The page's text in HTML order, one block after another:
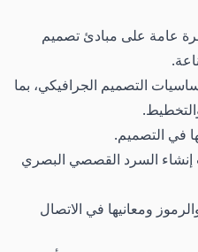
عامة على مبادئ تصميم
التصميم الجرافيكي، بما
في التصميم.
إنشاء السرد القصصي البصري
ومعانيها في الاتصال